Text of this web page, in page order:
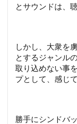
とサウンドは、
しかし、大衆を
とするジャンル
取り込めない事
プとして、感じ
勝手にシンドバ